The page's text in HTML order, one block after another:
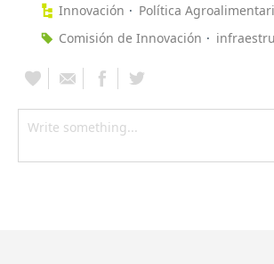
Innovación
Política
Comisión de Innovación